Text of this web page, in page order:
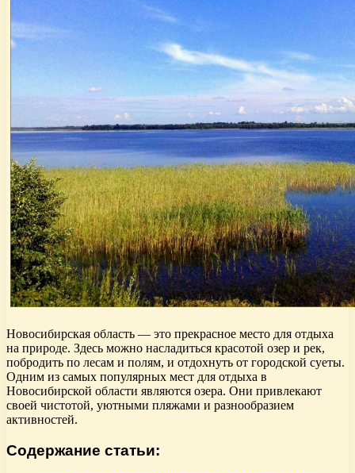
Новосибирская область — это прекрасное место для отдыха
на природе. Здесь можно насладиться красотой озер и рек,
побродить по лесам и полям, и отдохнуть от городской суеты.
Одним из самых популярных мест для отдыха в
Новосибирской области являются озера. Они привлекают
своей чистотой, уютными пляжами и разнообразием
активностей.
Содержание статьи: